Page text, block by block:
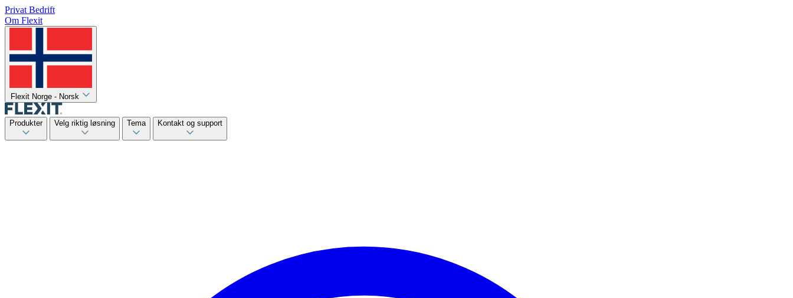
Privat Bedrift
Om Flexit
Flexit Norge - Norsk
Produkter Velg riktig løsning Tema Kontakt og support